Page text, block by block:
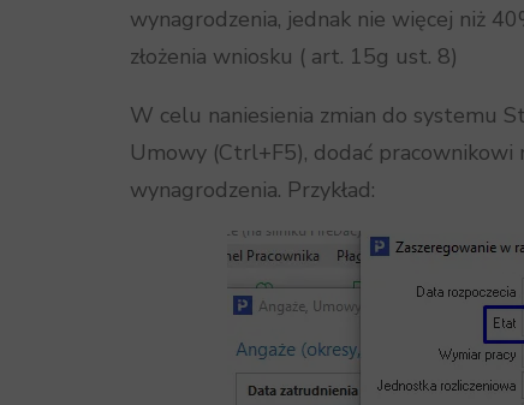
wynagrodzenia, jednak nie więcej niż
złożenia wniosku ( art. 15g ust. 8)
W celu naniesienia zmian do systemu
Umowy (Ctrl+F5), dodać
wynagrodzenia. Przykład: